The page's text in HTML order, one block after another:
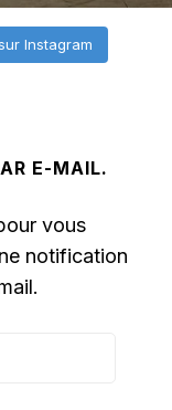
Instagram
E-MAIL.
vous
notification